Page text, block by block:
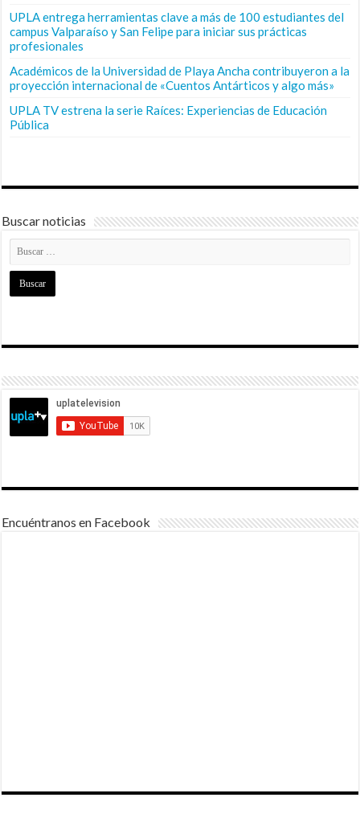
UPLA entrega herramientas clave a más de 100 estudiantes del
campus Valparaíso y San Felipe para iniciar sus prácticas
profesionales
Académicos de la Universidad de Playa Ancha contribuyeron a la
proyección internacional de «Cuentos Antárticos y algo más»
UPLA TV estrena la serie Raíces: Experiencias de Educación
Pública
Buscar noticias
Encuéntranos en Facebook